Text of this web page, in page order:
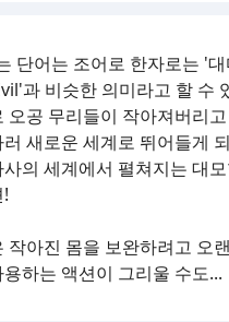
단어는 조어로 한자로는 '
과 비슷한 의미라고 할 수
오공 무리들이 작아져버리
새로운 세계로 뛰어들게
의 세계에서 펼쳐지는 대
작아진 몸을 보완하려고 오
하는 액션이 그리울 수도...